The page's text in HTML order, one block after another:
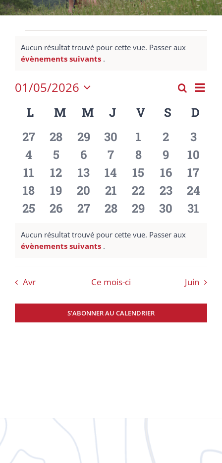
Notice
Aucun résultat trouvé pour cette vue. Passer aux
évènements suivants .
de
vues
Mois
01/05/2026
une
Calendrier
de
Évènements
LLUNDI
M MARDI
MMERCREDI
J JEUDI
V VENDREDI
S SAMEDI
D
0
évènements
27
0
évènements
28
0
évènements
29
0
évènements
30
0
évènements
1
0
2
0
3
0
évènements
4
0
évènements
5
0
évènements
6
0
évènements
7
0
évènements
8
0
9
0
10
0
évènements
11
0
évènements
12
0
évènements
13
0
évènements
14
0
évènements
15
0
16
0
17
0
évènements
18
0
évènements
19
0
évènements
20
0
évènements
21
0
évènements
22
0
23
0
24
0
25
0
26
0
27
0
28
0
29
0
30
0
31
Notice
Aucun résultat trouvé pour cette vue. Passer aux
évènements suivants .
Avr Ce mois-ci Juin
S’ABONNER AU CALENDRIER